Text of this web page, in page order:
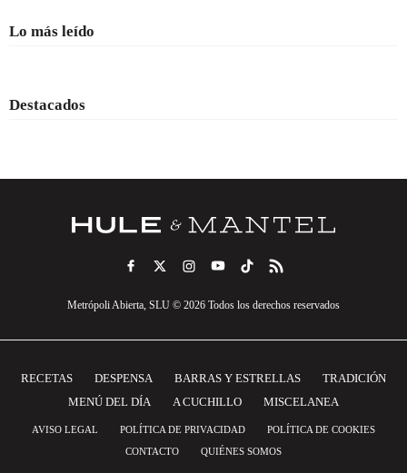
Lo más leído
Destacados
Metrópoli Abierta, SLU © 2026 Todos los derechos reservados
RECETAS DESPENSA BARRAS Y ESTRELLAS
TRADICIÓN
MENÚ DEL DÍA
A CUCHILLO MISCELANEA
AVISO LEGAL POLÍTICA DE PRIVACIDAD
POLÍTICA DE COOKIES
CONTACTO
QUIÉNES SOMOS